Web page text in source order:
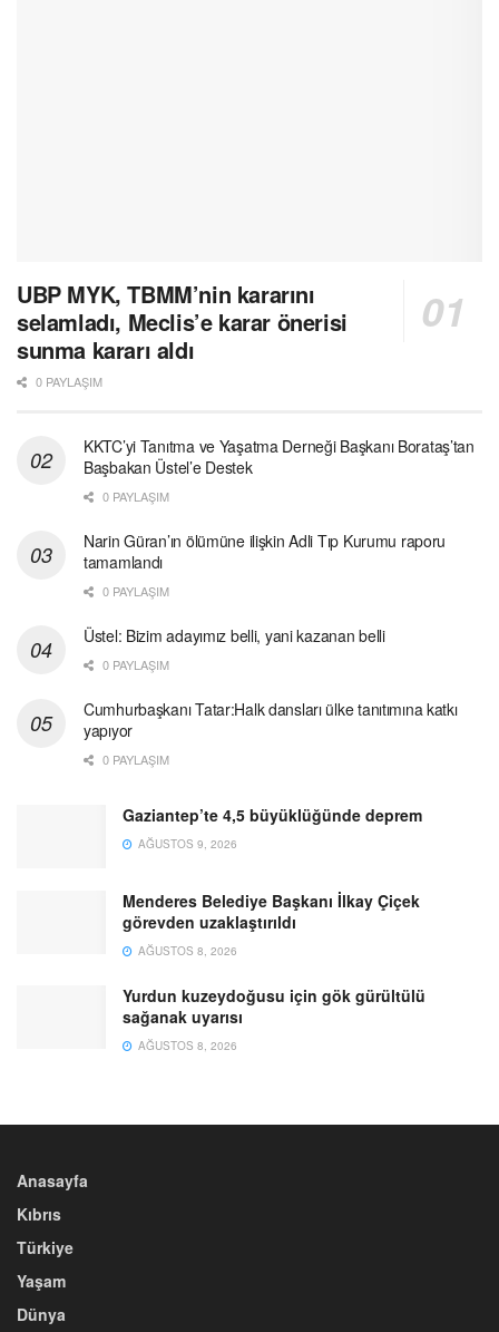
UBP MYK, TBMM’nin kararını
selamladı, Meclis’e karar önerisi
sunma kararı aldı
0 PAYLAŞIM
KKTC’yi Tanıtma ve Yaşatma Derneği Başkanı Borataş’tan
Başbakan Üstel’e Destek
0 PAYLAŞIM
Narin Güran’ın ölümüne ilişkin Adli Tıp Kurumu raporu
tamamlandı
0 PAYLAŞIM
Üstel: Bizim adayımız belli, yani kazanan belli
0 PAYLAŞIM
Cumhurbaşkanı Tatar:Halk dansları ülke tanıtımına katkı
yapıyor
0 PAYLAŞIM
Gaziantep’te 4,5 büyüklüğünde deprem
AĞUSTOS 9, 2026
Menderes Belediye Başkanı İlkay Çiçek
görevden uzaklaştırıldı
AĞUSTOS 8, 2026
Yurdun kuzeydoğusu için gök gürültülü
sağanak uyarısı
AĞUSTOS 8, 2026
Anasayfa
Kıbrıs
Türkiye
Yaşam
Dünya